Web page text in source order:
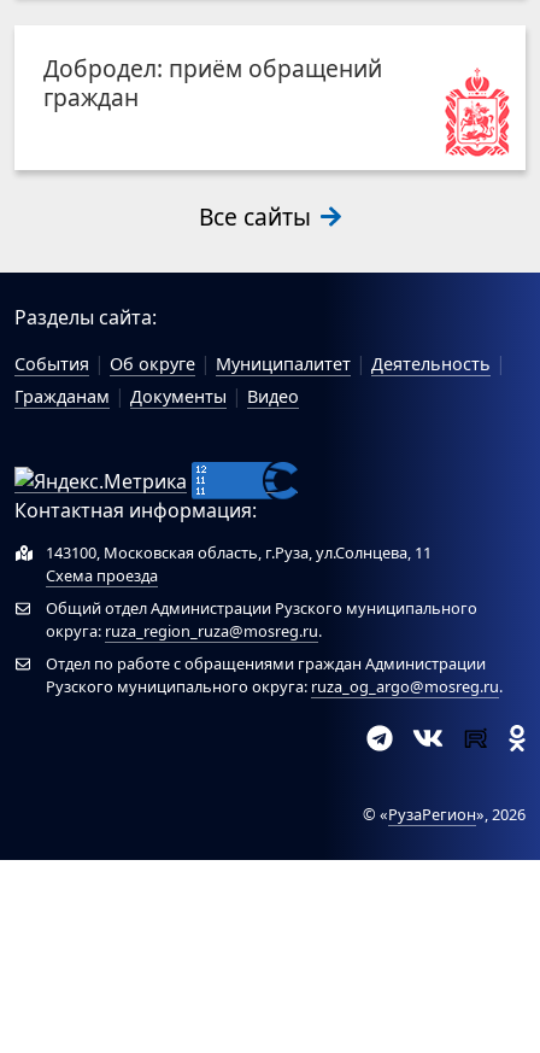
Добродел: приём обращений
граждан
Все сайты
Разделы сайта:
События Об округе Муниципалитет
Деятельность
Гражданам
Документы Видео
Контактная информация:
143100, Московская область, г.Руза, ул.Солнцева, 11
Схема проезда
Общий отдел Администрации Рузского муниципального
округа: ruza_region_ruza@mosreg.ru.
Отдел по работе с обращениями граждан Администрации
Рузского муниципального округа: ruza_og_argo@mosreg.ru.
© «РузаРегион», 2026